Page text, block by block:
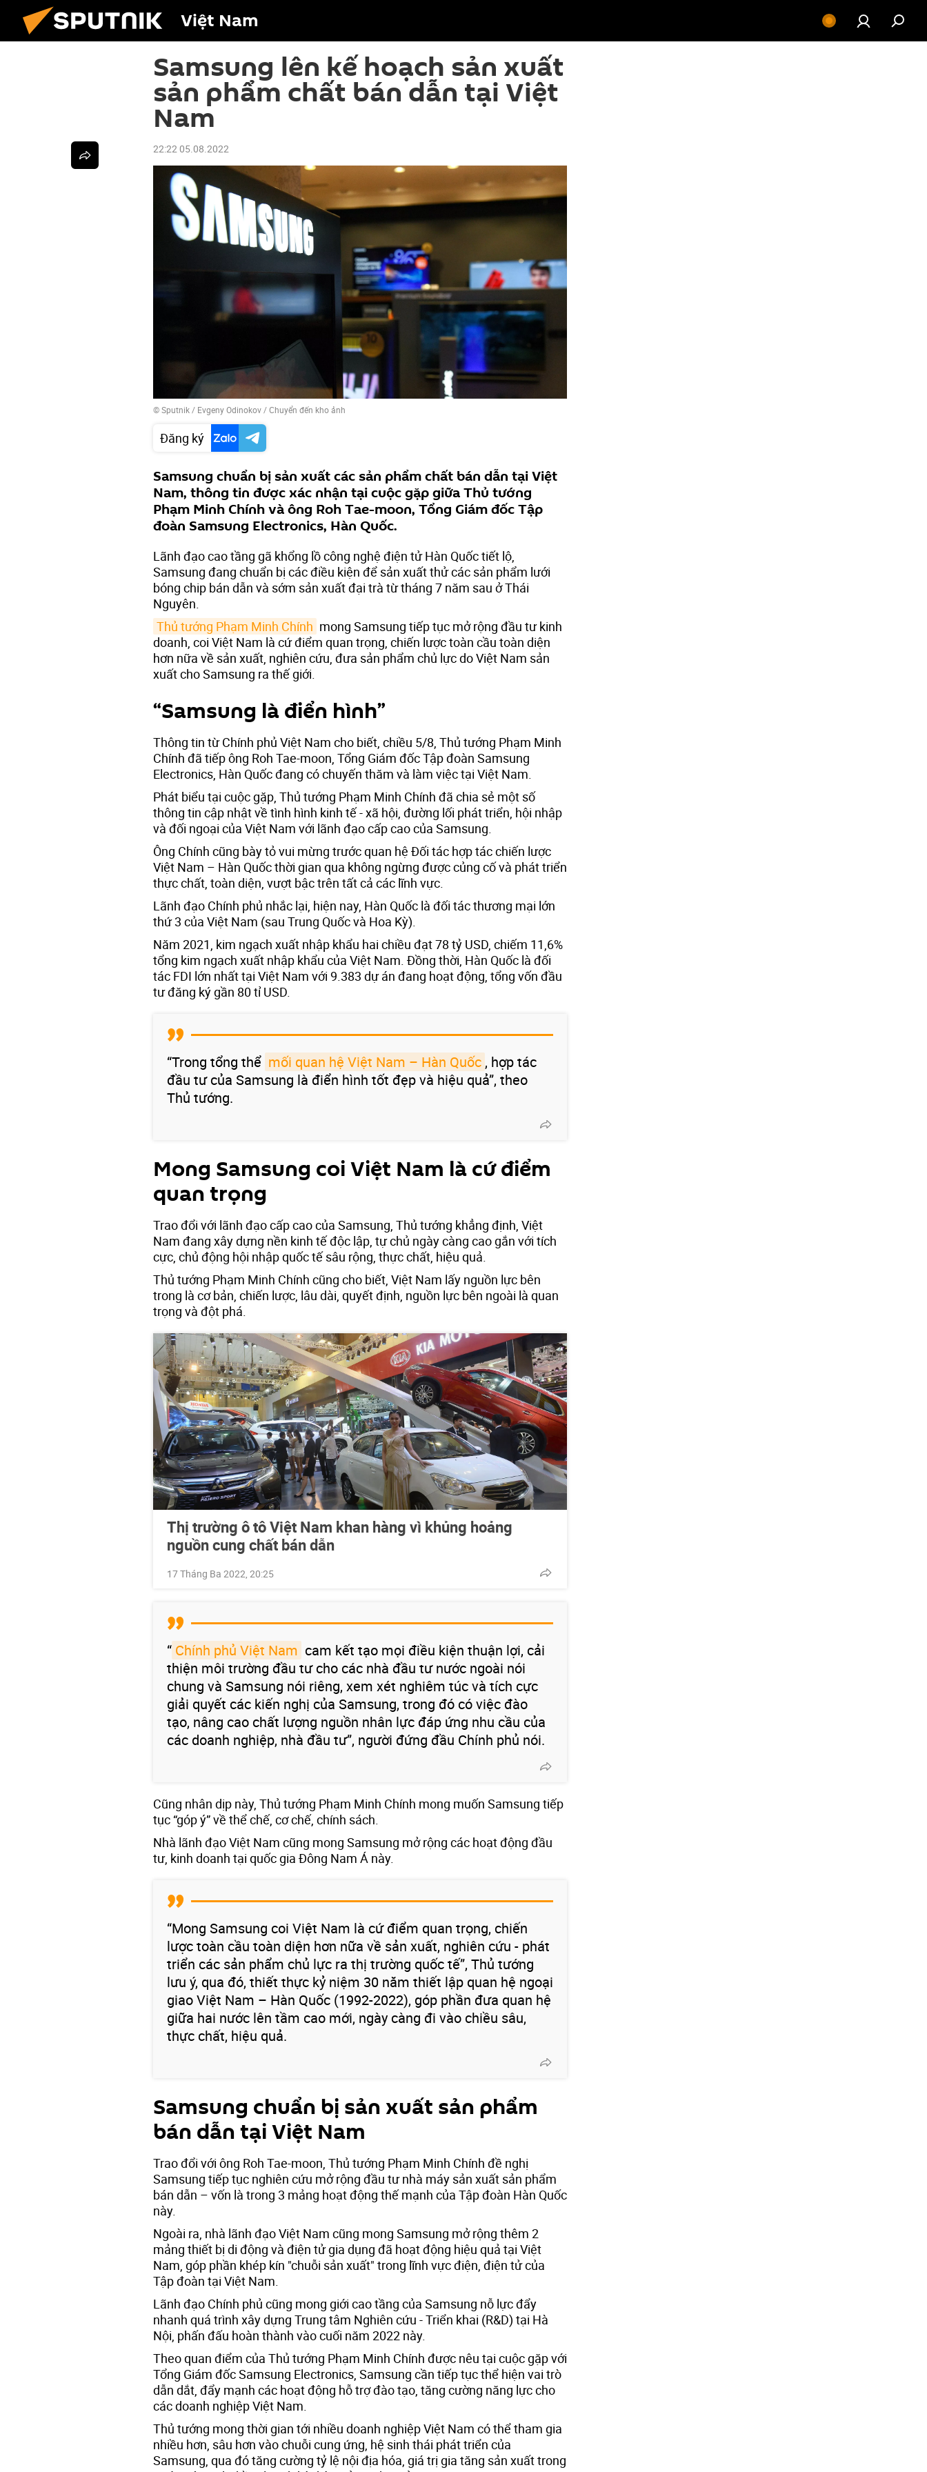
Việt Nam
Samsung lên kế hoạch sản xuất
sản phẩm chất bán dẫn tại Việt
Nam
22:22 05.08.2022
© Sputnik / Evgeny Odinokov/Chuyển đến kho ảnh
Đăng ký
Samsung chuẩn bị sản xuất các sản phẩm chất bán dẫn tại Việt
Nam, thông tin được xác nhận tại cuộc gặp giữa Thủ tướng
Phạm Minh Chính và ông Roh Tae-moon, Tổng Giám đốc Tập
đoàn Samsung Electronics, Hàn Quốc.
Lãnh đạo cao tầng gã khổng lồ công nghệ điện tử Hàn Quốc tiết lộ,
Samsung đang chuẩn bị các điều kiện để sản xuất thử các sản phẩm lưới
bóng chip bán dẫn và sớm sản xuất đại trà từ tháng 7 năm sau ở Thái
Nguyên.
Thủ tướng Phạm Minh Chính mong Samsung tiếp tục mở rộng đầu tư kinh
doanh, coi Việt Nam là cứ điểm quan trọng, chiến lược toàn cầu toàn diện
hơn nữa về sản xuất, nghiên cứu, đưa sản phẩm chủ lực do Việt Nam sản
xuất cho Samsung ra thế giới.
“Samsung là điển hình”
Thông tin từ Chính phủ Việt Nam cho biết, chiều 5/8, Thủ tướng Phạm Minh
Chính đã tiếp ông Roh Tae-moon, Tổng Giám đốc Tập đoàn Samsung
Electronics, Hàn Quốc đang có chuyến thăm và làm việc tại Việt Nam.
Phát biểu tại cuộc gặp, Thủ tướng Phạm Minh Chính đã chia sẻ một số
thông tin cập nhật về tình hình kinh tế - xã hội, đường lối phát triển, hội nhập
và đối ngoại của Việt Nam với lãnh đạo cấp cao của Samsung.
Ông Chính cũng bày tỏ vui mừng trước quan hệ Đối tác hợp tác chiến lược
Việt Nam – Hàn Quốc thời gian qua không ngừng được củng cố và phát triển
thực chất, toàn diện, vượt bậc trên tất cả các lĩnh vực.
Lãnh đạo Chính phủ nhắc lại, hiện nay, Hàn Quốc là đối tác thương mại lớn
thứ 3 của Việt Nam (sau Trung Quốc và Hoa Kỳ).
Năm 2021, kim ngạch xuất nhập khẩu hai chiều đạt 78 tỷ USD, chiếm 11,6%
tổng kim ngạch xuất nhập khẩu của Việt Nam. Đồng thời, Hàn Quốc là đối
tác FDI lớn nhất tại Việt Nam với 9.383 dự án đang hoạt động, tổng vốn đầu
tư đăng ký gần 80 tỉ USD.
“Trong tổng thể mối quan hệ Việt Nam – Hàn Quốc , hợp tác
đầu tư của Samsung là điển hình tốt đẹp và hiệu quả”, theo
Thủ tướng.
Mong Samsung coi Việt Nam là cứ điểm
quan trọng
Trao đổi với lãnh đạo cấp cao của Samsung, Thủ tướng khẳng định, Việt
Nam đang xây dựng nền kinh tế độc lập, tự chủ ngày càng cao gắn với tích
cực, chủ động hội nhập quốc tế sâu rộng, thực chất, hiệu quả.
Thủ tướng Phạm Minh Chính cũng cho biết, Việt Nam lấy nguồn lực bên
trong là cơ bản, chiến lược, lâu dài, quyết định, nguồn lực bên ngoài là quan
trọng và đột phá.
Thị trường ô tô Việt Nam khan hàng vì khủng hoảng
nguồn cung chất bán dẫn
17 Tháng Ba 2022, 20:25
“ Chính phủ Việt Nam cam kết tạo mọi điều kiện thuận lợi, cải
thiện môi trường đầu tư cho các nhà đầu tư nước ngoài nói
chung và Samsung nói riêng, xem xét nghiêm túc và tích cực
giải quyết các kiến nghị của Samsung, trong đó có việc đào
tạo, nâng cao chất lượng nguồn nhân lực đáp ứng nhu cầu của
các doanh nghiệp, nhà đầu tư”, người đứng đầu Chính phủ nói.
Cũng nhân dịp này, Thủ tướng Phạm Minh Chính mong muốn Samsung tiếp
tục “góp ý” về thể chế, cơ chế, chính sách.
Nhà lãnh đạo Việt Nam cũng mong Samsung mở rộng các hoạt động đầu
tư, kinh doanh tại quốc gia Đông Nam Á này.
“Mong Samsung coi Việt Nam là cứ điểm quan trọng, chiến
lược toàn cầu toàn diện hơn nữa về sản xuất, nghiên cứu - phát
triển các sản phẩm chủ lực ra thị trường quốc tế”, Thủ tướng
lưu ý, qua đó, thiết thực kỷ niệm 30 năm thiết lập quan hệ ngoại
giao Việt Nam – Hàn Quốc (1992-2022), góp phần đưa quan hệ
giữa hai nước lên tầm cao mới, ngày càng đi vào chiều sâu,
thực chất, hiệu quả.
Samsung chuẩn bị sản xuất sản phẩm
bán dẫn tại Việt Nam
Trao đổi với ông Roh Tae-moon, Thủ tướng Phạm Minh Chính đề nghị
Samsung tiếp tục nghiên cứu mở rộng đầu tư nhà máy sản xuất sản phẩm
bán dẫn – vốn là trong 3 mảng hoạt động thế mạnh của Tập đoàn Hàn Quốc
này.
Ngoài ra, nhà lãnh đạo Việt Nam cũng mong Samsung mở rộng thêm 2
mảng thiết bị di động và điện tử gia dụng đã hoạt động hiệu quả tại Việt
Nam, góp phần khép kín "chuỗi sản xuất" trong lĩnh vực điện, điện tử của
Tập đoàn tại Việt Nam.
Lãnh đạo Chính phủ cũng mong giới cao tầng của Samsung nỗ lực đẩy
nhanh quá trình xây dựng Trung tâm Nghiên cứu - Triển khai (R&D) tại Hà
Nội, phấn đấu hoàn thành vào cuối năm 2022 này.
Theo quan điểm của Thủ tướng Phạm Minh Chính được nêu tại cuộc gặp với
Tổng Giám đốc Samsung Electronics, Samsung cần tiếp tục thể hiện vai trò
dẫn dắt, đẩy mạnh các hoạt động hỗ trợ đào tạo, tăng cường năng lực cho
các doanh nghiệp Việt Nam.
Thủ tướng mong thời gian tới nhiều doanh nghiệp Việt Nam có thể tham gia
nhiều hơn, sâu hơn vào chuỗi cung ứng, hệ sinh thái phát triển của
Samsung, qua đó tăng cường tỷ lệ nội địa hóa, giá trị gia tăng sản xuất trong